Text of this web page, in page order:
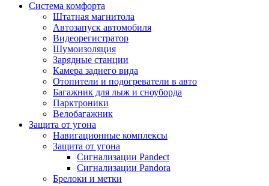
Система комфорта
Штатная магнитола
Автозапуск автомобиля
Видеорегистратор
Шумоизоляция
Зарядные станции
Камера заднего вида
Отопители и подогреватели в авто
Багажник для лыж и сноуборда
Парктроники
Велобагажник
Защита от угона
Навигационные комплексы
Защита от угона
Сигнализации Pandect
Сигнализации Pandora
Брелоки и метки